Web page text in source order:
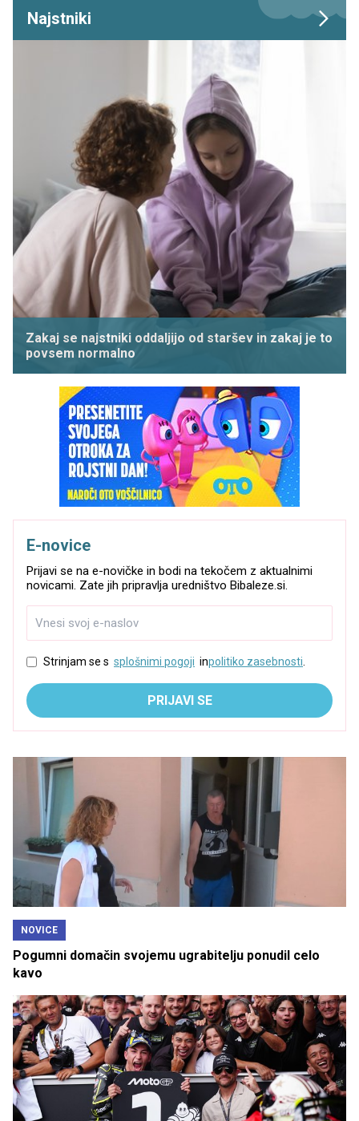
Najstniki
Zakaj se najstniki oddaljijo od staršev in zakaj je to
povsem normalno
E-novice
Prijavi se na e-novičke in bodi na tekočem z aktualnimi
novicami. Zate jih pripravlja uredništvo Bibaleze.si.
Strinjam se s splošnimi pogoji inpolitiko zasebnosti
PRIJAVI SE
NOVICE
Pogumni domačin svojemu ugrabitelju ponudil celo
kavo